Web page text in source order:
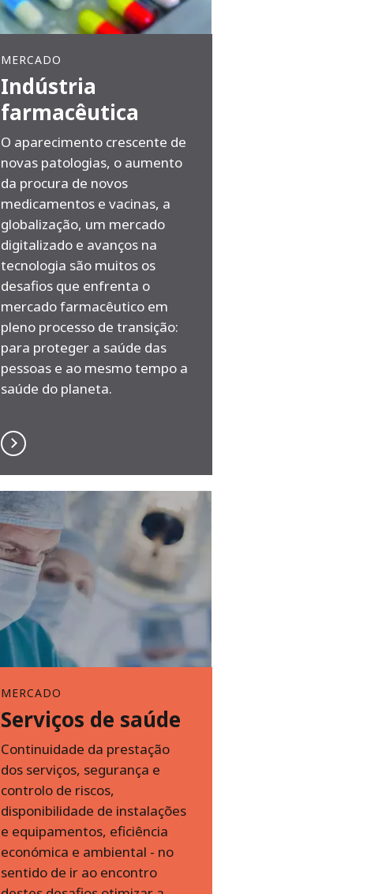
MERCADO
Indústria
farmacêutica
O aparecimento crescente de
novas patologias, o aumento
da procura de novos
medicamentos e vacinas, a
globalização, um mercado
digitalizado e avanços na
tecnologia são muitos os
desafios que enfrenta o
mercado farmacêutico em
pleno processo de transição:
para proteger a saúde das
pessoas e ao mesmo tempo a
saúde do planeta.
MERCADO
Serviços de saúde
Continuidade da prestação
dos serviços, segurança e
controlo de riscos,
disponibilidade de instalações
e equipamentos, eficiência
económica e ambiental - no
sentido de ir ao encontro